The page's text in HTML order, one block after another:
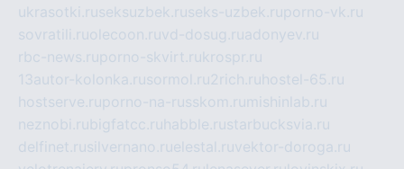
ukrasotki.ruseksuzbek.ruseks-uzbek.ruporno-vk.ru
sovratili.ruolecoon.ruvd-dosug.ruadonyev.ru
rbc-news.ruporno-skvirt.rukrospr.ru
13autor-kolonka.rusormol.ru2rich.ru hostel-65.ru
hostserve.ruporno-na-russkom.ru mishinlab.ru
neznobi.rubigfatcc.ru habble.rustarbucksvia.ru
delfinet.rusilvernano.ruelestal.ruvektor-doroga.ru